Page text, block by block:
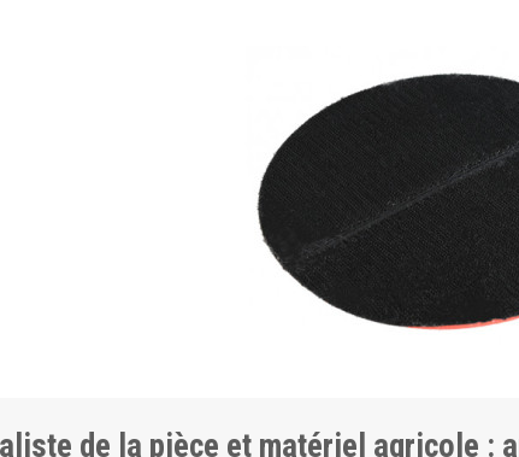
de la pièce et matériel agricole :